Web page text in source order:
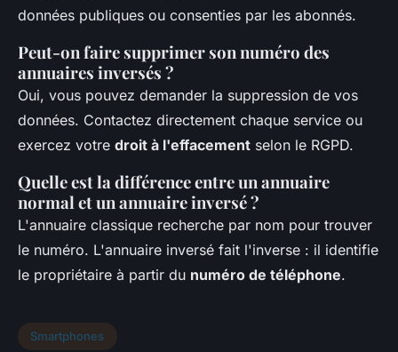
données publiques ou consenties par les abonnés.
Peut-on faire supprimer son numéro des
annuaires inversés ?
Oui, vous pouvez demander la suppression de vos
données. Contactez directement chaque service ou
exercez votre droit à l'effacement selon le RGPD.
Quelle est la différence entre un annuaire
normal et un annuaire inversé ?
L'annuaire classique recherche par nom pour trouver
le numéro. L'annuaire inversé fait l'inverse : il identifie
le propriétaire à partir du numéro de téléphone.
Smartphones